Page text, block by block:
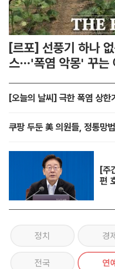
[르포] 선풍기 하나
스…'폭염 악몽' 꾸는
[주
편
정치 경제
전국 연예